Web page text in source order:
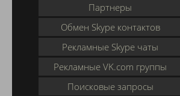
Партнеры
Обмен Skype контактов
Рекламные Skype чаты
Рекламные VK.com группы
Поисковые запросы